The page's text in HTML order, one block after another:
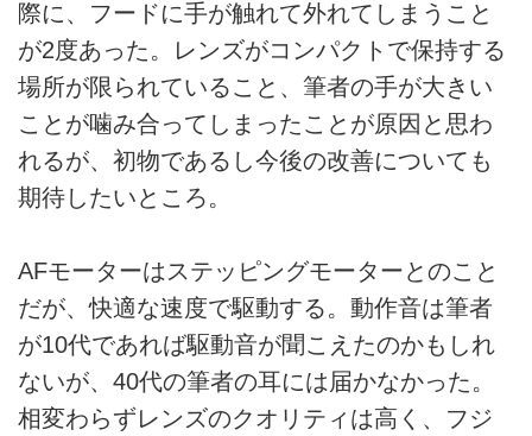
際に、フードに手が触れて外れてしまうこと
が2度あった。レンズがコンパクトで保持する
場所が限られていること、筆者の手が大きい
ことが噛み合ってしまったことが原因と思わ
れるが、初物であるし今後の改善についても
期待したいところ。
AFモーターはステッピングモーターとのこと
だが、快適な速度で駆動する。動作音は筆者
が10代であれば駆動音が聞こえたのかもしれ
ないが、40代の筆者の耳には届かなかった。
相変わらずレンズのクオリティは高く、フジ